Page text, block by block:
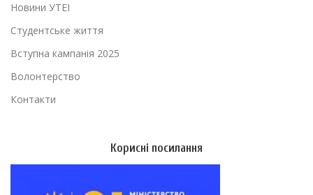
Новини УТЕІ
Студентське життя
Вступна кампанія 2025
Волонтерство
Контакти
Корисні посилання